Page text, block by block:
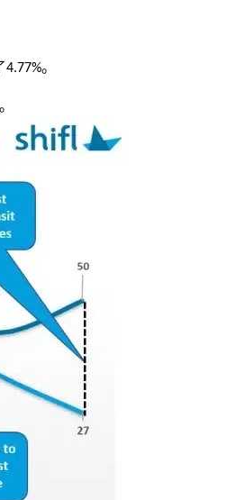
4.77%。
。